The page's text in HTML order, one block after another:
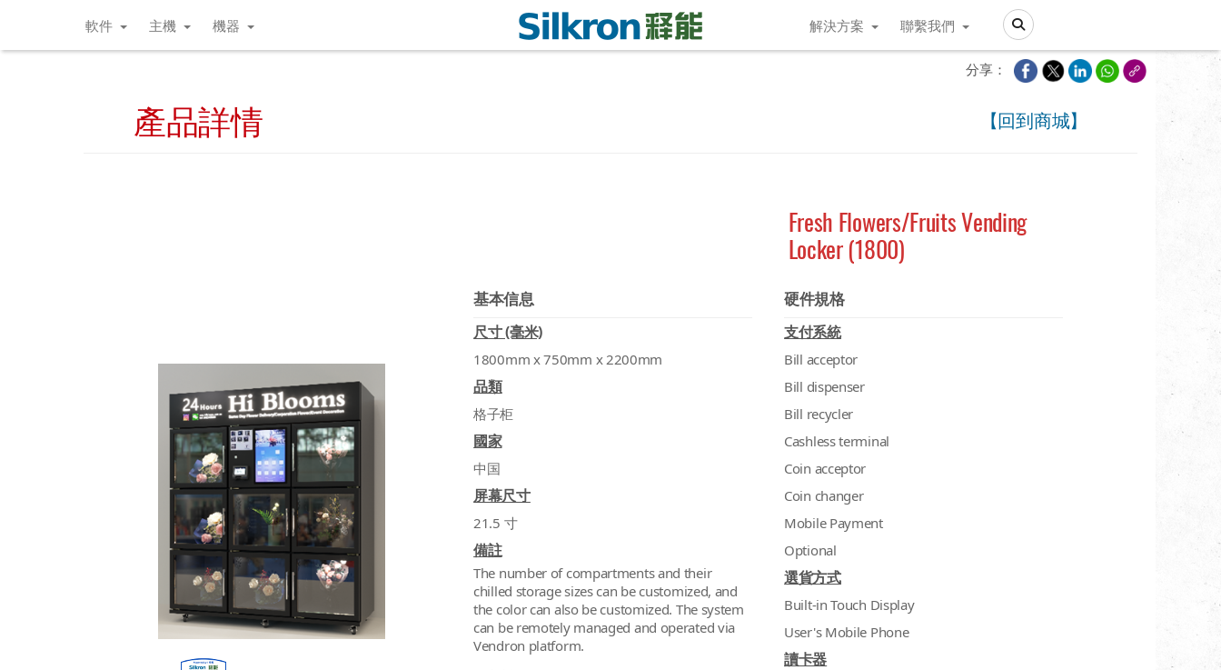
Search
軟件 主機 機器 解決方案 聯繫我們
分享：
產品詳情 【回到商城】
Fresh Flowers/Fruits Vending
Locker (1800)
基本信息
尺寸 (毫米)
1800mm x 750mm x 2200mm
品類
格子柜
國家
中国
屏幕尺寸
21.5 寸
備註
The number of compartments and their
chilled storage sizes can be customized, and
the color can also be customized. The system
can be remotely managed and operated via
Vendron platform.
硬件規格
支付系統
Bill acceptor
Bill dispenser
Bill recycler
Cashless terminal
Coin acceptor
Coin changer
Mobile Payment
Optional
選貨方式
Built-in Touch Display
User's Mobile Phone
讀卡器